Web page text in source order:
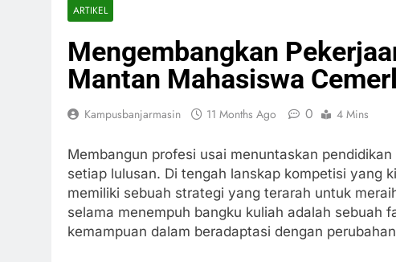
ARTIKEL
Mengembangkan
Mantan Mahasiswa
Kampusbanjarmasin 11 Months Ago 0 4 Mins
Membangun profesi usai menuntaskan
setiap lulusan. Di tengah lanskap kompetisi yang
memiliki sebuah strategi yang terarah untuk
selama menempuh bangku kuliah adalah sebuah
kemampuan dalam beradaptasi dengan